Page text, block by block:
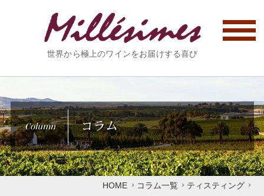
世界から極上のワインをお届けする喜び
Column コラム
HOME コラム一覧
ティスティング